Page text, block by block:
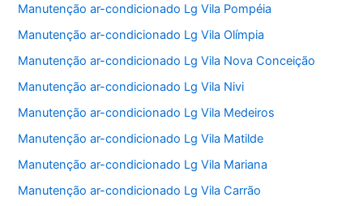
Manutenção ar-condicionado Lg Vila Pompéia
Manutenção ar-condicionado Lg Vila Olímpia
Manutenção ar-condicionado Lg Vila Nova Conceição
Manutenção ar-condicionado Lg Vila Nivi
Manutenção ar-condicionado Lg Vila Medeiros
Manutenção ar-condicionado Lg Vila Matilde
Manutenção ar-condicionado Lg Vila Mariana
Manutenção ar-condicionado Lg Vila Carrão